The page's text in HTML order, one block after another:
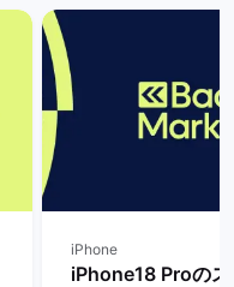
iPhone
iPhone18 Proの